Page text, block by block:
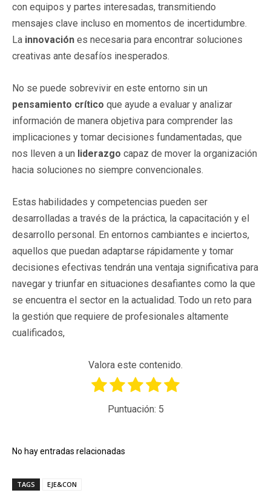
con equipos y partes interesadas, transmitiendo
mensajes clave incluso en momentos de incertidumbre.
La innovación es necesaria para encontrar soluciones
creativas ante desafíos inesperados.
No se puede sobrevivir en este entorno sin un
pensamiento crítico que ayude a evaluar y analizar
información de manera objetiva para comprender las
implicaciones y tomar decisiones fundamentadas, que
nos lleven a un liderazgo capaz de mover la organización
hacia soluciones no siempre convencionales.
Estas habilidades y competencias pueden ser
desarrolladas a través de la práctica, la capacitación y el
desarrollo personal. En entornos cambiantes e inciertos,
aquellos que puedan adaptarse rápidamente y tomar
decisiones efectivas tendrán una ventaja significativa para
navegar y triunfar en situaciones desafiantes como la que
se encuentra el sector en la actualidad. Todo un reto para
la gestión que requiere de profesionales altamente
cualificados,
Valora este contenido.
Puntuación: 5
No hay entradas relacionadas
TAGS EJE&CON